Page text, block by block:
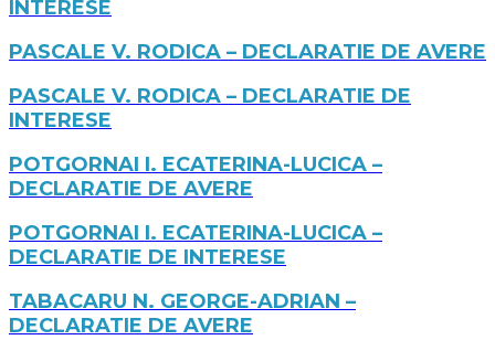
INTERESE
PASCALE V. RODICA – DECLARATIE DE AVERE
PASCALE V. RODICA – DECLARATIE DE
INTERESE
POTGORNAI I. ECATERINA-LUCICA –
DECLARATIE DE AVERE
POTGORNAI I. ECATERINA-LUCICA –
DECLARATIE DE INTERESE
TABACARU N. GEORGE-ADRIAN –
DECLARATIE DE AVERE